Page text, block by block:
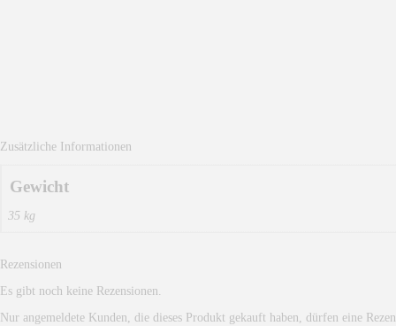
Zusätzliche Informationen
Gewicht
35 kg
Rezensionen
Es gibt noch keine Rezensionen.
Nur angemeldete Kunden, die dieses Produkt gekauft haben, dürfen eine